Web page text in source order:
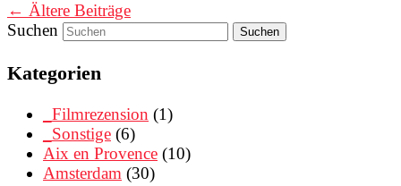
← Ältere Beiträge
Suchen
Kategorien
_Filmrezension (1)
_Sonstige (6)
Aix en Provence (10)
Amsterdam (30)